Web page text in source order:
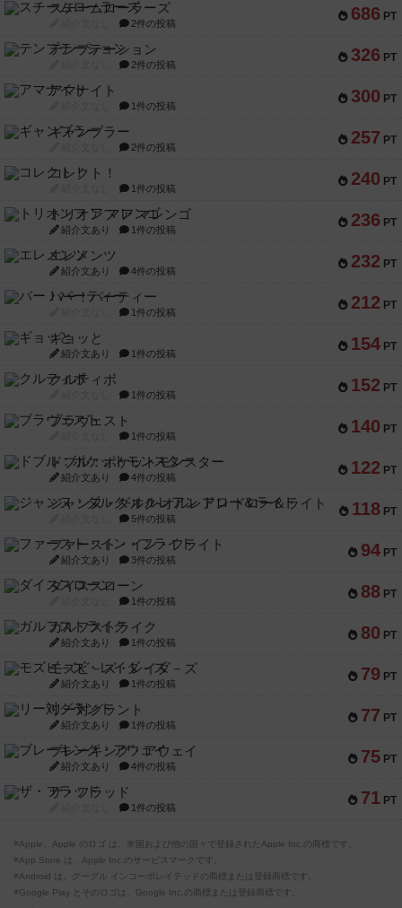
686 PT
スチームローラーズ
2件の投稿
326 PT
テンプテーション
2件の投稿
300 PT
アマナイト
1件の投稿
257 PT
ギャンブラー
2件の投稿
240 PT
コレクト！
1件の投稿
236 PT
トリオンフ ア マレンゴ
紹介文あり 1件の投稿
232 PT
エレメンツ
紹介文あり 4件の投稿
212 PT
バー！パーティー
1件の投稿
154 PT
ギョッと
紹介文あり 1件の投稿
152 PT
クルティボ
1件の投稿
140 PT
ブラヴェスト
1件の投稿
122 PT
ドブル：ポケットモンスター
紹介文あり 4件の投稿
118 PT
ジャンヌ・ダルク-オルレアン ドロー＆ライト
5件の投稿
94 PT
ファースト・イン・フライト
紹介文あり 3件の投稿
88 PT
ダイススローン
1件の投稿
80 PT
ガルフストライク
紹介文あり 1件の投稿
79 PT
モズビ－ズ・レイダ－ズ
紹介文あり 1件の投稿
77 PT
リー対グラント
紹介文あり 1件の投稿
75 PT
ブレーキング・アウェイ
紹介文あり 4件の投稿
71 PT
ザ・フラッド
1件の投稿
※Apple、Apple のロゴ は、米国および他の国々で登録されたApple Inc.の商標です。
※App Store は、Apple Inc.のサービスマークです。
※Android は、グーグル インコーポレイテッドの商標または登録商標です。
※Google Play とそのロゴは、Google Inc.の商標または登録商標です。